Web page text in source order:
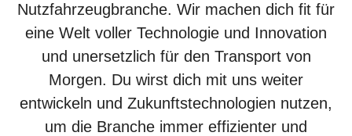
Nutzfahrzeugbranche. Wir machen dich fit für
eine Welt voller Technologie und Innovation
und unersetzlich für den Transport von
Morgen. Du wirst dich mit uns weiter
entwickeln und Zukunftstechnologien nutzen,
um die Branche immer effizienter und